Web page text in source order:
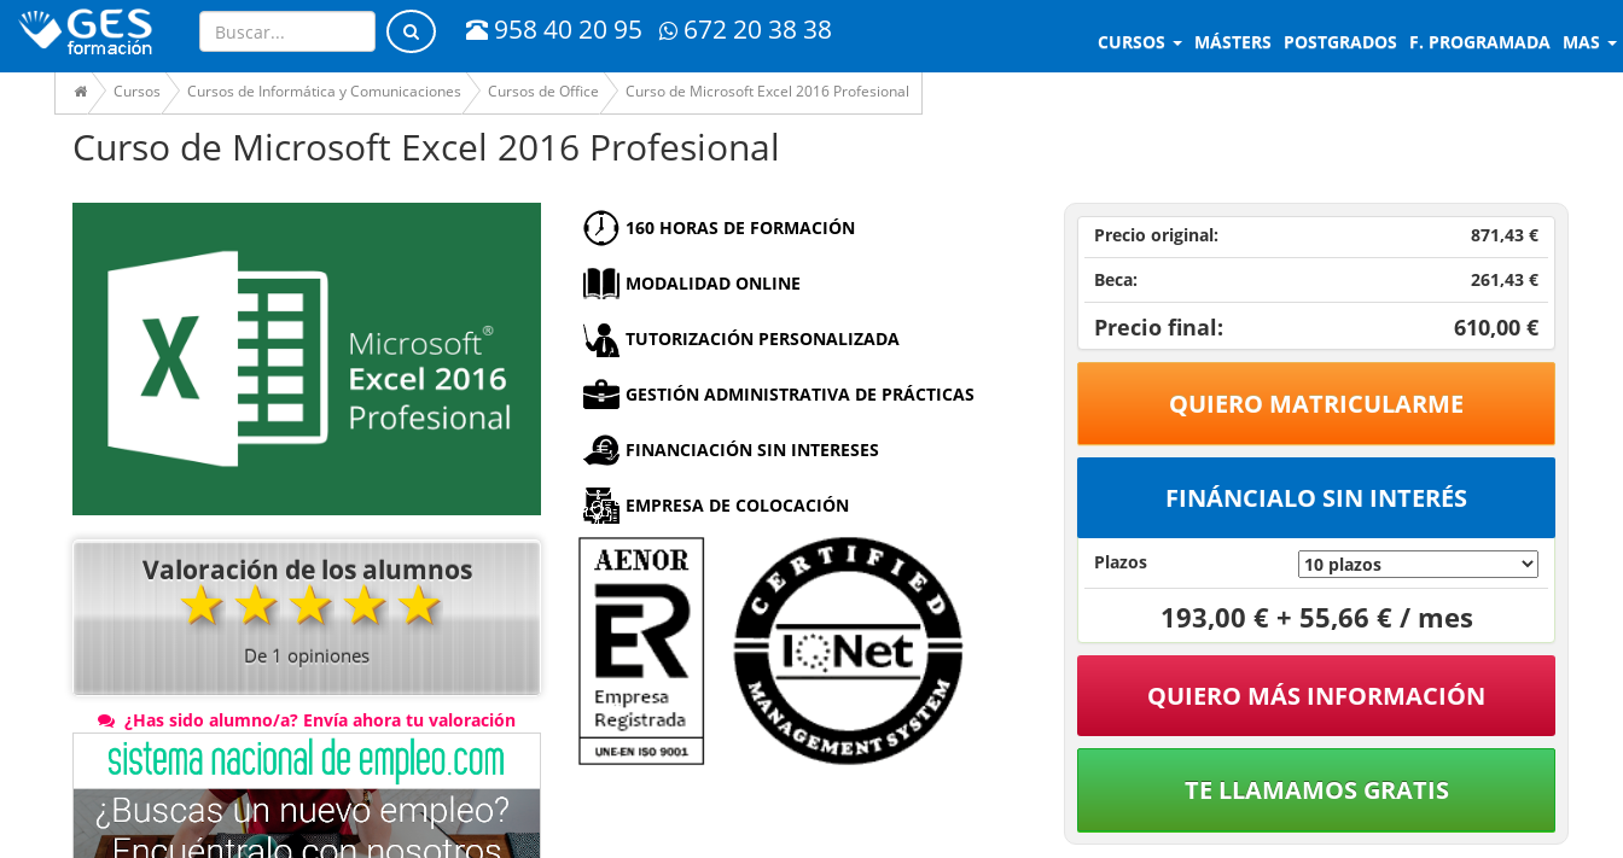
958 40 20 95 672 20 38 38 CURSOS MÁSTERS POSTGRADOS F. PROGRAMADA MAS
Cursos Cursos de Informática y Comunicaciones Cursos de Office Curso de Microsoft Excel 2016 Profesional
Curso de Microsoft Excel 2016 Profesional
Valoración de los alumnos
★★★★★
De 1 opiniones
¿Has sido alumno/a? Envía ahora tu valoración
Precio original:
871,43 €
Beca:
261,43 €
Precio final: 610,00 €
QUIERO MATRICULARME
FINÁNCIALO SIN INTERÉS
Plazos
193,00 € + 55,66 € / mes
QUIERO MÁS INFORMACIÓN
TE LLAMAMOS GRATIS
160 HORAS DE FORMACIÓN
MODALIDAD ONLINE
TUTORIZACIÓN PERSONALIZADA
GESTIÓN ADMINISTRATIVA DE PRÁCTICAS
FINANCIACIÓN SIN INTERESES
EMPRESA DE COLOCACIÓN